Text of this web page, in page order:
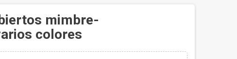
mimbre-
colores